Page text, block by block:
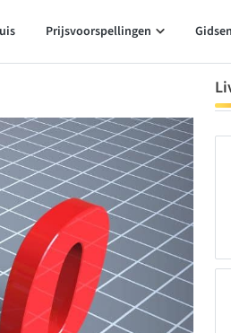
Prijsvoorspellingen Gidsen